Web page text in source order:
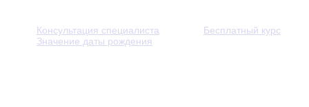
Консультация специалиста
Бесплатный курс
Значение даты рождения